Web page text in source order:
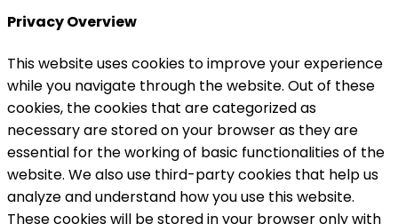
Privacy Overview
This website uses cookies to improve your experience
while you navigate through the website. Out of these
cookies, the cookies that are categorized as
necessary are stored on your browser as they are
essential for the working of basic functionalities of the
website. We also use third-party cookies that help us
analyze and understand how you use this website.
These cookies will be stored in your browser only with